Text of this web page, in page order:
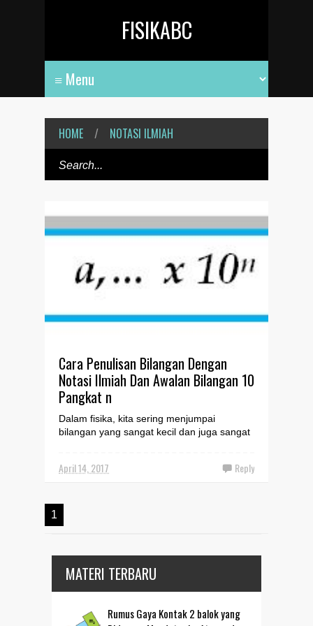
FISIKABC
HOME / NOTASI ILMIAH
Cara Penulisan Bilangan Dengan
Notasi Ilmiah Dan Awalan Bilangan 10
Pangkat n
Dalam fisika, kita sering menjumpai
bilangan yang sangat kecil dan juga sangat
April 14, 2017 Reply
1
MATERI TERBARU
Rumus Gaya Kontak 2 balok yang